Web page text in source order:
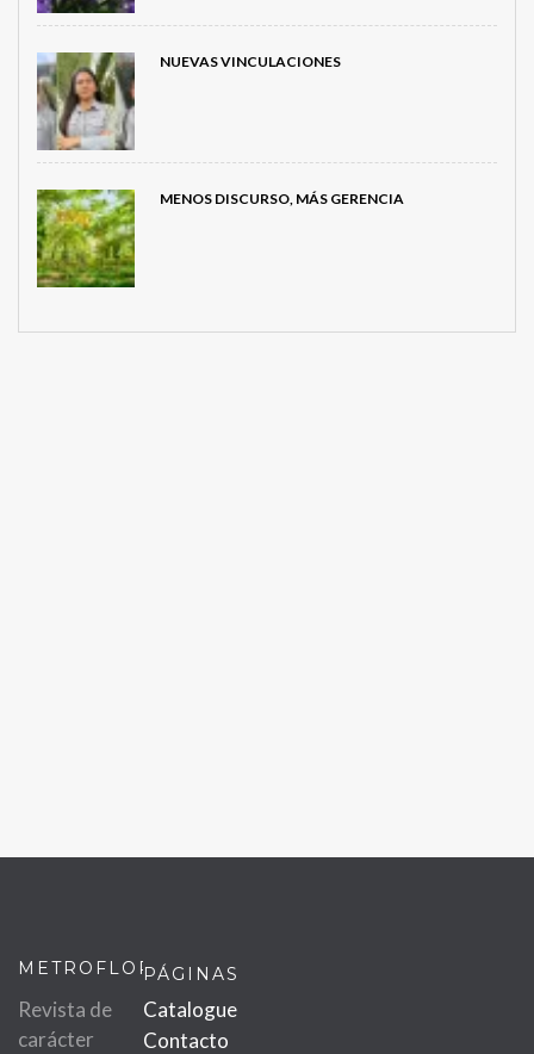
NUEVAS VINCULACIONES
MENOS DISCURSO, MÁS GERENCIA
METROFLOR
Revista de
carácter
PÁGINAS
Catalogue
Contacto